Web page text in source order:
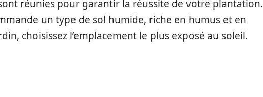
réunies pour garantir la réussite de votre plantation.
un type de sol humide, riche en humus et en
choisissez l’emplacement le plus exposé au soleil.